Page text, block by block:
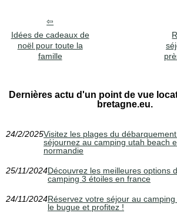
Idées de cadeaux de
noël pour toute la
famille
Dernières actu d'un point de vue
bretagne.eu.
24/2/2025Visitez les plages du
séjournez au camping utah beach
normandie
25/11/2024Découvrez les meilleures options
camping 3 étoiles en france
24/11/2024Réservez votre séjour au
le bugue et profitez !